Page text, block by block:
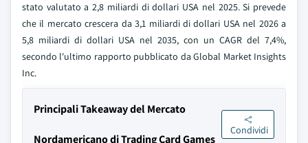
stato valutato a 2,8 miliardi di dollari USA nel 2025. Si prevede
che il mercato crescera da 3,1 miliardi di dollari USA nel 2026 a
5,8 miliardi di dollari USA nel 2035, con un CAGR del 7,4%,
secondo l'ultimo rapporto pubblicato da Global Market Insights
Inc.
Principali Takeaway del Mercato
Nordamericano di Trading Card Games
Condividi